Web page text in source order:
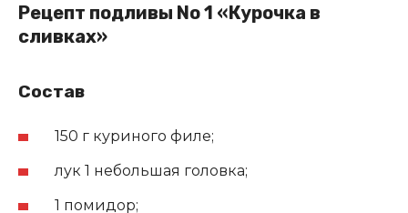
Рецепт подливы No 1 «Курочка в
сливках»
Состав
150 г куриного филе;
лук 1 небольшая головка;
1 помидор;